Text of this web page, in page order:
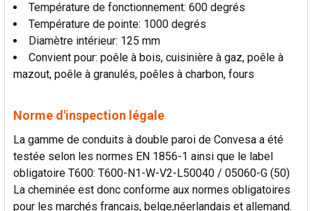
Température de fonctionnement: 600 degrés
Température de pointe: 1000 degrés
Diamètre intérieur: 125 mm
Convient pour: poêle à bois, cuisinière à gaz, poêle à
mazout, poêle à granulés, poêles à charbon, fours
Norme d'inspection légale
La gamme de conduits à double paroi de Convesa a été
testée selon les normes EN 1856-1 ainsi que le label
obligatoire T600: T600-N1-W-V2-L50040 / 05060-G (50)
La cheminée est donc conforme aux normes obligatoires
pour les marchés francais, belge,néerlandais et allemand.